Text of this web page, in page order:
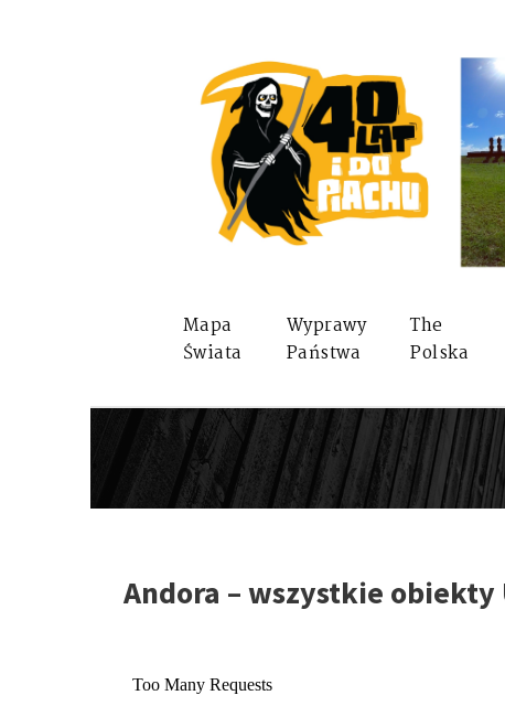
Mapa
Świata
Wyprawy
Państwa
The
Polska
Andora – wszystkie obiekty